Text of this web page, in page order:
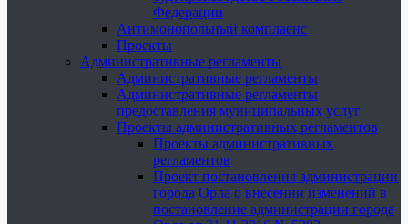
Федерации
Антимонопольный комплаенс
Проекты
Административные регламенты
Административные регламенты
Административные регламенты
предоставления муниципальных услуг
Проекты административных регламентов
Проекты административных
регламентов
Проект постановления администрации
города Орла о внесении изменений в
постановление администрации города